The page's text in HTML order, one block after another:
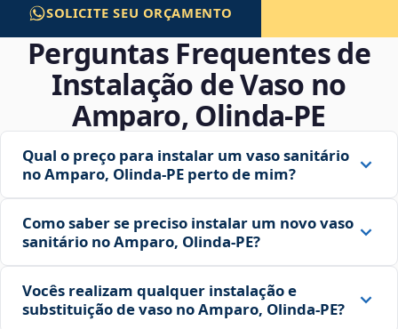
SOLICITE SEU ORÇAMENTO
Perguntas Frequentes de
Instalação de Vaso no
Amparo, Olinda‑PE
Qual o preço para instalar um vaso sanitário
no Amparo, Olinda‑PE perto de mim?
Como saber se preciso instalar um novo vaso
sanitário no Amparo, Olinda‑PE?
Vocês realizam qualquer instalação e
substituição de vaso no Amparo, Olinda‑PE?